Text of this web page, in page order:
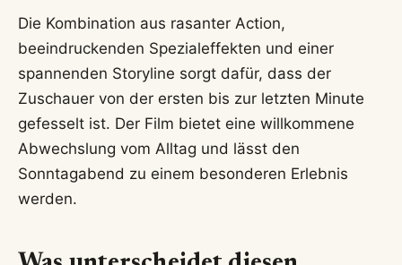
Die Kombination aus rasanter Action,
beeindruckenden Spezialeffekten und einer
spannenden Storyline sorgt dafür, dass der
Zuschauer von der ersten bis zur letzten Minute
gefesselt ist. Der Film bietet eine willkommene
Abwechslung vom Alltag und lässt den
Sonntagabend zu einem besonderen Erlebnis
werden.